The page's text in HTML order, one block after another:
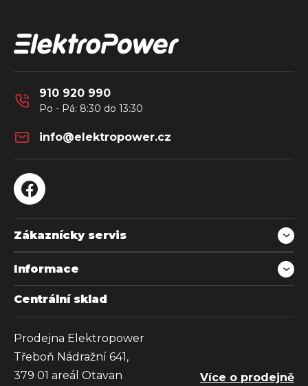
info@elektropower.cz
910 920 990
Zákaznícky servis
Informace
Centrální sklad
Prodejna Elektropower
Třeboň Nádražní 641,
379 01 areál Otavan
Více o prodejně